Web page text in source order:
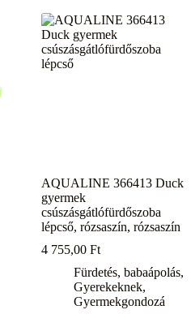
AQUALINE 366413 Duck
gyermek
csúszásgátlófürdőszoba
lépcső, rózsaszín, rózsaszín
4 755,00Ft
Fürdetés, babaápolás,
Gyerekeknek,
Gyermekgondozá